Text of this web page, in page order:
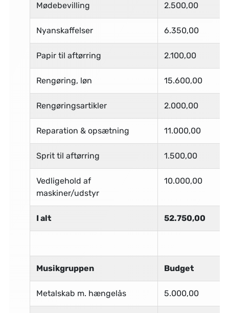
Mødebevilling 2.500,00
Nyanskaffelser 6.350,00
Papir til aftørring 2.100,00
Rengøring, løn 15.600,00
Rengøringsartikler 2.000,00
Reparation & opsætning 11.000,00
Sprit til aftørring 1.500,00
Vedligehold af
maskiner/udstyr
10.000,00
I alt 52.750,00
Musikgruppen Budget
Metalskab m. hængelås 5.000,00